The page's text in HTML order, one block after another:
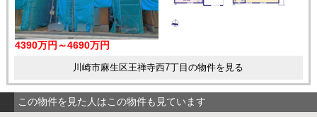
4390万円～4690万円
川崎市麻生区王禅寺西7丁目の物件を見る
この物件を見た人はこの物件も見ています